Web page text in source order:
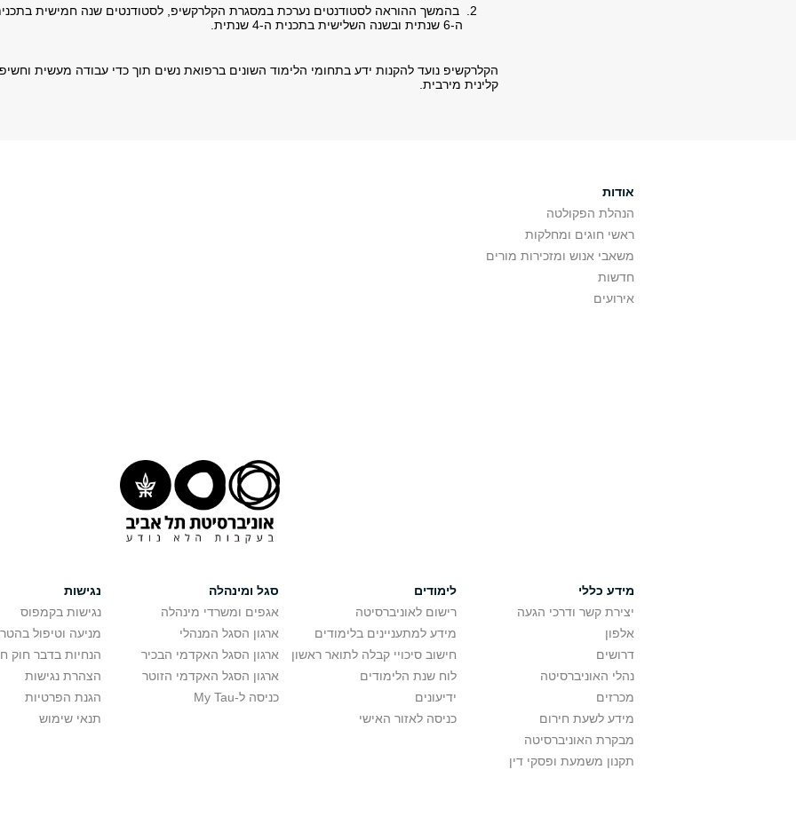
בהמשך ההוראה לסטודנטים נערכת במסגרת הקלרקשיפ, לסטודנטים שנה חמישית
ה-6 שנתית ובשנה השלישית בתכנית ה-4 שנתית.
הקלרקשיפ נועד להקנות ידע בתחומי הלימוד השונים ברפואת נשים תוך כדי עבודה מעשית
קלינית מירבית.
אודות
הנהלת הפקולטה
ראשי חוגים ומחלקות
משאבי אנוש ומזכירות מורים
חדשות
אירועים
מידע כללי
יצירת קשר ודרכי הגעה
אלפון
דרושים
נהלי האוניברסיטה
מכרזים
מידע לשעת חירום
מבקרת האוניברסיטה
תקנון משמעת ופסקי דין
לימודים
רישום לאוניברסיטה
מידע למתעניינים בלימודים
חישוב סיכויי קבלה לתואר ראשון
לוח שנת הלימודים
ידיעונים
כניסה לאזור האישי
סגל ומינהלה
אגפים ומשרדי מינהלה
ארגון הסגל המנהלי
ארגון הסגל האקדמי הבכיר
ארגון הסגל האקדמי הזוטר
כניסה ל-My Tau
נגישות
נגישות בקמפוס
מניעה וטיפול
הנחיות בדבר חוק
הצהרת נגישות
הגנת הפרטיות
תנאי שימוש